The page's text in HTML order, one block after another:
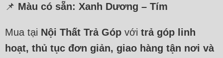
📌 Màu có sẵn: Xanh Dương – Tím
Mua tại Nội Thất Trả Góp với trả góp linh
hoạt, thủ tục đơn giản, giao hàng tận nơi và